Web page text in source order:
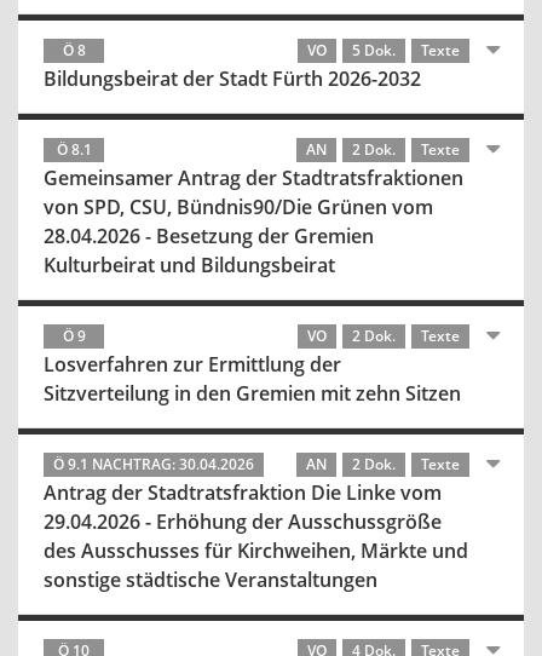
Ö 8 VO 5 Dok. Texte
Bildungsbeirat der Stadt Fürth 2026-2032
Ö 8.1 AN 2 Dok. Texte
Gemeinsamer Antrag der Stadtratsfraktionen
von SPD, CSU, Bündnis90/Die Grünen vom
28.04.2026 - Besetzung der Gremien
Kulturbeirat und Bildungsbeirat
Ö 9 VO 2 Dok. Texte
Losverfahren zur Ermittlung der
Sitzverteilung in den Gremien mit zehn Sitzen
Ö 9.1 NACHTRAG: 30.04.2026 AN 2 Dok. Texte
Antrag der Stadtratsfraktion Die Linke vom
29.04.2026 - Erhöhung der Ausschussgröße
des Ausschusses für Kirchweihen, Märkte und
sonstige städtische Veranstaltungen
Ö 10 VO 4 Dok. Texte